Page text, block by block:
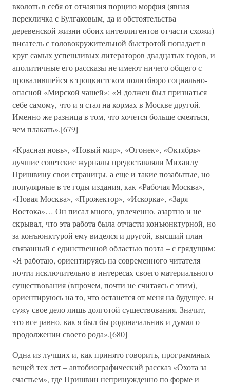
вколоть в себя от отчаяния порцию морфия (явная
перекличка с Булгаковым, да и обстоятельства
деревенской жизни обоих интеллигентов отчасти схожи)
писатель с головокружительной быстротой попадает в
круг самых успешливых литераторов двадцатых годов, и
аполитичные его рассказы не имеют ничего общего с
провалившейся в троцкистском политбюро социально-
опасной «Мирской чашей»: «Я должен был признаться
себе самому, что и я стал на кормах в Москве другой.
Именно же разница в том, что хочется больше смеяться,
чем плакать».[679]
«Красная новь», «Новый мир», «Огонек», «Октябрь» –
лучшие советские журналы предоставляли Михаилу
Пришвину свои страницы, а еще и такие позабытые, но
популярные в те годы издания, как «Рабочая Москва»,
«Новая Москва», «Прожектор», «Искорка», «Заря
Востока»… Он писал много, увлеченно, азартно и не
скрывал, что эта работа была отчасти конъюнктурной, но
за конъюнктурой ему виделся и другой, высший план –
связанный с единственной областью поэта – с грядущим:
«Я работаю, ориентируясь на современного читателя
почти исключительно в интересах своего материального
существования (впрочем, почти не считаясь с этим),
ориентируюсь на то, что останется от меня на будущее, и
сужу свое дело лишь долготой существования. Значит,
это все равно, как я был бы родоначальник и думал о
продолжении своего рода».[680]
Одна из лучших и, как принято говорить, программных
вещей тех лет – автобиографический рассказ «Охота за
счастьем», где Пришвин непринужденно по форме и